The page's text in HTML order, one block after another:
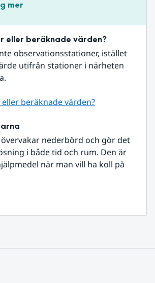
mer
eller beräknade värden?
observationsstationer, istället
utifrån stationer i närheten
beräknade värden?
nederbörd och gör det
i både tid och rum. Den är
när man vill ha koll på